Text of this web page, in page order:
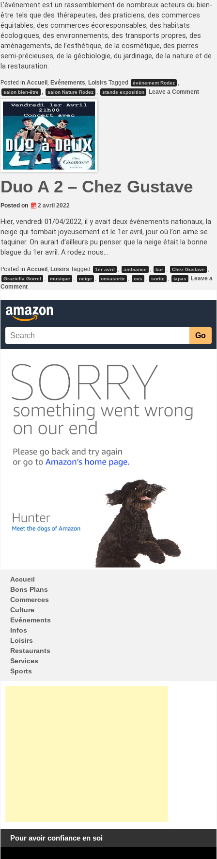
L’événement est un rassemblement de nombreux acteurs du bien-
être tels que des thérapeutes, des praticiens, des commerces
équitables, des commerces écoresponsables, des habitats
écologiques, des environnements, des transports propres, des
aménagements, de l’esthétique, de la cosmétique, des pierres
semi-précieuses, de la géobiologie, du jardinage, de la nature et de
la restauration.
Posted in Accueil , Evénements, Loisirs Tagged événement Rodez ,
salon bien-être , salon Nature Rodez , stands exposition Leave a Commenton
Duo A 2 – Chez Gustave
Posted on 2 avril 2022
Hier, vendredi 01/04/2022, il y avait deux événements nationaux, la
neige qui tombait joyeusement et le 1er avril, jour où l’on aime se
taquiner. On aurait d’ailleurs pu penser que la neige était la bonne
blague du 1er avril. A rodez nous…
Posted in Accueil Loisirs Tagged 1er avril ambiance bar Chez Gustave
Graziella Gorrel musique neige onvasortir ovs sortie tapas
Leave a
Commenton
A
2
–
Chez
Gustave
Accueil
Bons Plans
Commerces
Culture
Evénements
Infos
Loisirs
Restaurants
Services
Sports
Pour avoir confiance en soi